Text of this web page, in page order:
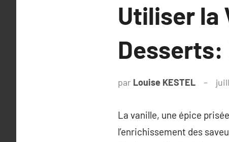
Utiliser la
Desserts:
par Louise KESTEL
La vanille, une épice
l’enrichissement des